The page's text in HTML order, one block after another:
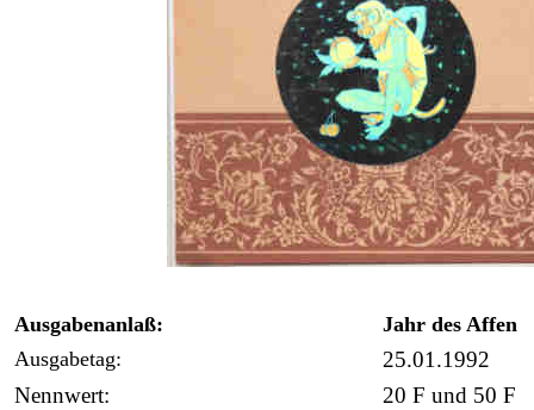
Ausgabenanlaß:
Jahr des Affen
Ausgabetag:
25.01.1992
Nennwert:
20 F und 50 F